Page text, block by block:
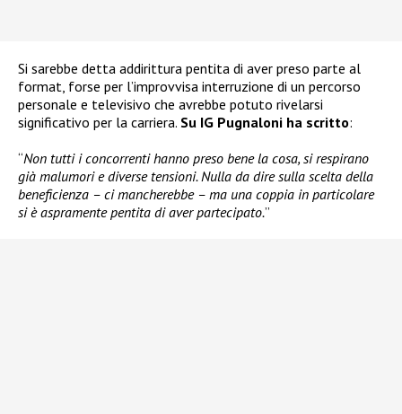
Si sarebbe detta addirittura pentita di aver preso parte al
format, forse per l’improvvisa interruzione di un percorso
personale e televisivo che avrebbe potuto rivelarsi
significativo per la carriera. Su IG Pugnaloni ha scritto:
“Non tutti i concorrenti hanno preso bene la cosa, si respirano
già malumori e diverse tensioni. Nulla da dire sulla scelta della
beneficienza – ci mancherebbe – ma una coppia in particolare
si è aspramente pentita di aver partecipato.”